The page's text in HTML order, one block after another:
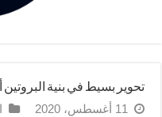
تحوير بسيط في بنية
11 أغسطس، 2020